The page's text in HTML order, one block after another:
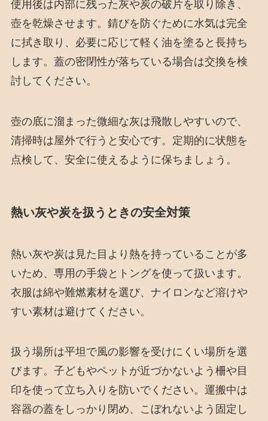
使用後は内部に残った灰や炭の破片を取り除き、
壺を乾燥させます。錆びを防ぐために水気は完全
に拭き取り、必要に応じて軽く油を塗ると長持ち
します。蓋の密閉性が落ちている場合は交換を検
討してください。
壺の底に溜まった微細な灰は飛散しやすいので、
清掃時は屋外で行うと安心です。定期的に状態を
点検して、安全に使えるように保ちましょう。
熱い灰や炭を扱うときの安全対策
熱い灰や炭は見た目より熱を持っていることが多
いため、専用の手袋とトングを使って扱います。
衣服は綿や難燃素材を選び、ナイロンなど溶けや
すい素材は避けてください。
扱う場所は平坦で風の影響を受けにくい場所を選
びます。子どもやペットが近づかないよう柵や目
印を使って立ち入りを防いでください。運搬中は
容器の蓋をしっかり閉め、こぼれないよう固定し